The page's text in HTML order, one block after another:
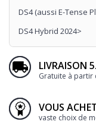
DS4 (aussi E-Tense
DS4 Hybrid 2024>
LIVRAISON
Gratuite à partir
VOUS
vaste choix de